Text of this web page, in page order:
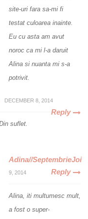
site-uri fara sa-mi fi
testat culoarea inainte.
Eu cu asta am avut
noroc ca mi l-a daruit
Alina si nuanta mi s-a
potrivit.
DECEMBER 8, 2014
Reply
suflet.
Adina//SeptembrieJoi
9, 2014 Reply
Alina, iti multumesc mult,
a fost o super-